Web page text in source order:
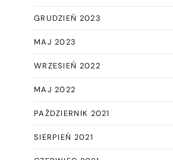
GRUDZIEŃ 2023
MAJ 2023
WRZESIEŃ 2022
MAJ 2022
PAŹDZIERNIK 2021
SIERPIEŃ 2021